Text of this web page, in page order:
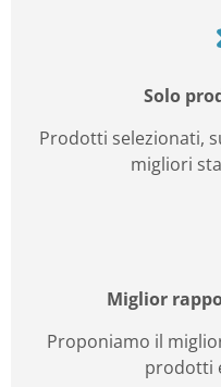
Solo
Prodotti selezionati,
migliori
Miglior
Proponiamo il
prodotti